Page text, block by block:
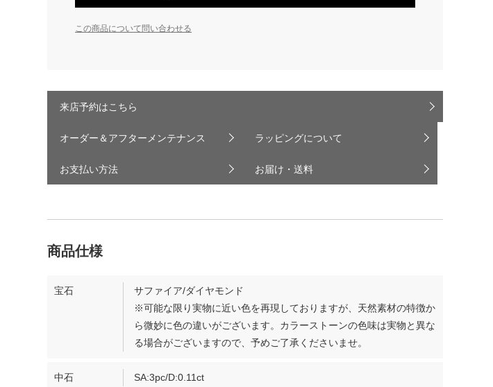
この商品について問い合わせる
来店予約はこちら
オーダー＆アフターメンテナンス ラッピングについて
お支払い方法 お届け・送料
宝石
サファイア/ダイヤモンド
※可能な限り実物に近い色を再現しておりますが、天然素材の特徴か
ら微妙に色の違いがございます。カラーストーンの色味は実物と異な
る場合がございますので、予めご了承くださいませ。
中石 SA:3pc/D:0.11ct